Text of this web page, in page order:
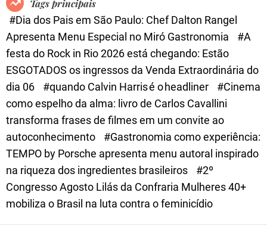
e
Tags principais
#Dia dos Pais em São Paulo: Chef Dalton Rangel
Apresenta Menu Especial no Miró Gastronomia
#A
festa do Rock in Rio 2026 está chegando: Estão
ESGOTADOS os ingressos da Venda Extraordinária do
dia 06
#quando Calvin Harris é o headliner
#Cinema
como espelho da alma: livro de Carlos Cavallini
transforma frases de filmes em um convite ao
autoconhecimento
#Gastronomia como experiência:
TEMPO by Porsche apresenta menu autoral inspirado
na riqueza dos ingredientes brasileiros
#2º
Congresso Agosto Lilás da Confraria Mulheres 40+
mobiliza o Brasil na luta contra o feminicídio